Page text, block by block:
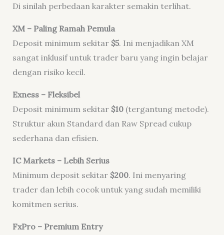
Di sinilah perbedaan karakter semakin terlihat.
XM – Paling Ramah Pemula
Deposit minimum sekitar $5. Ini menjadikan XM
sangat inklusif untuk trader baru yang ingin belajar
dengan risiko kecil.
Exness – Fleksibel
Deposit minimum sekitar $10(tergantung metode).
Struktur akun Standard dan Raw Spread cukup
sederhana dan efisien.
IC Markets – Lebih Serius
Minimum deposit sekitar $200. Ini menyaring
trader dan lebih cocok untuk yang sudah memiliki
komitmen serius.
FxPro – Premium Entry